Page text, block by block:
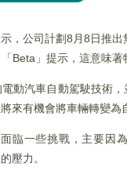
，公司計劃8月8日推
Beta」提示，這意味
動汽車自動駕駛技術
來有機會將車輛轉變
臨一些挑戰，主要因
壓力。